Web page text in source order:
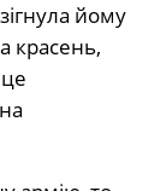
йому
красень,